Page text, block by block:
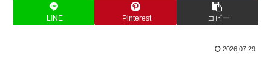
LINE Pinterest コピー
2026.07.29